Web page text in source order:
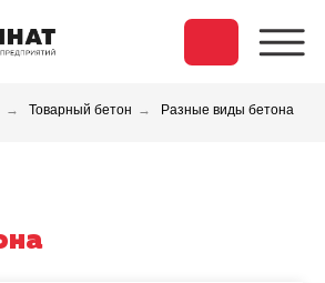
→ Товарный бетон → Разные виды бетона